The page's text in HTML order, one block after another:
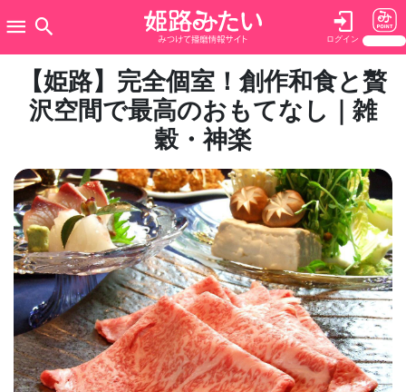
ログイン
【姫路】完全個室！創作和食と贅
沢空間で最高のおもてなし｜雑
穀・神楽